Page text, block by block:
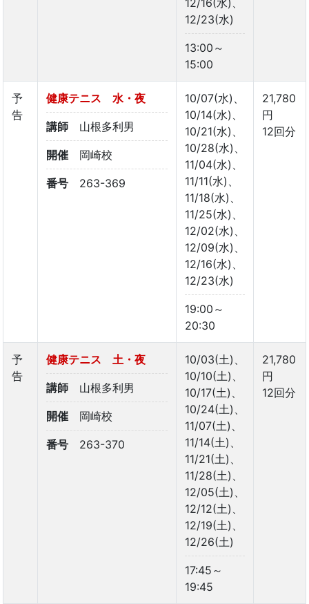
12/16(水)、
12/23(水)
13:00～
15:00
予
告
健康テニス 水・夜
講師 山根多利男
開催 岡崎校
番号 263-369
10/07(水)、
10/14(水)、
10/21(水)、
10/28(水)、
11/04(水)、
11/11(水)、
11/18(水)、
11/25(水)、
12/02(水)、
12/09(水)、
12/16(水)、
12/23(水)
19:00～
20:30
21,780
円
12回分
予
告
健康テニス 土・夜
講師 山根多利男
開催 岡崎校
番号 263-370
10/03(土)、
10/10(土)、
10/17(土)、
10/24(土)、
11/07(土)、
11/14(土)、
11/21(土)、
11/28(土)、
12/05(土)、
12/12(土)、
12/19(土)、
12/26(土)
17:45～
19:45
21,780
円
12回分